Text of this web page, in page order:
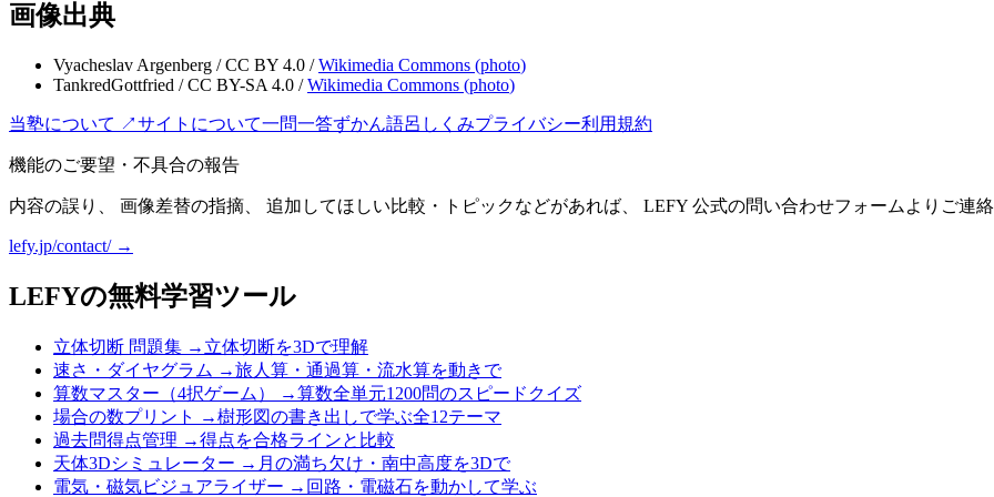
画像出典
Vyacheslav Argenberg /CC BY 4.0 / Wikimedia Commons (photo)
TankredGottfried /CC BY-SA 4.0 / Wikimedia Commons (photo)
当塾について ↗サイトについて一問一答ずかん語呂 しくみプライバシー利用規約
機能のご要望・不具合の報告
内容の誤り、 画像差替の指摘、 追加してほしい比較・トピックなどがあれば、 LEFY 公式の問い合わせフォームよりご連絡
lefy.jp/contact/ →
LEFYの無料学習ツール
立体切断 問題集 → 立体切断を3Dで理解
速さ・ダイヤグラム →旅人算・通過算・流水算を動きで
算数マスター（4択ゲーム）
→算数全単元1200問のスピードクイズ
場合の数プリント
→樹形図の書き出しで学ぶ全12テーマ
過去問得点管理 →得点を合格ラインと比較
天体3Dシミュレーター → 月の満ち欠け・南中高度を3Dで
電気・磁気ビジュアライザー → 回路・電磁石を動かして学ぶ